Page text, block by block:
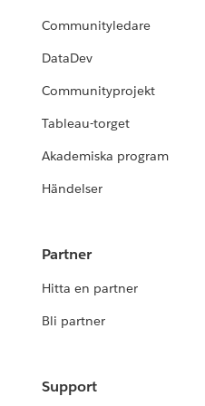
Communityledare
DataDev
Communityprojekt
Tableau-torget
Akademiska program
Händelser
Partner
Hitta en partner
Bli partner
Support